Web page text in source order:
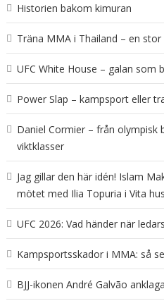
Historien bakom kimuran
Träna MMA i Thailand – en
UFC White House – galan som
Power Slap – kampsport eller
Daniel Cormier – från olympisk
viktklasser
Jag gillar den här idén! Islam
mötet med Ilia Topuria i Vita
UFC 2026: Vad händer när
Kampsportsskador i MMA: så
BJJ-ikonen André Galvão